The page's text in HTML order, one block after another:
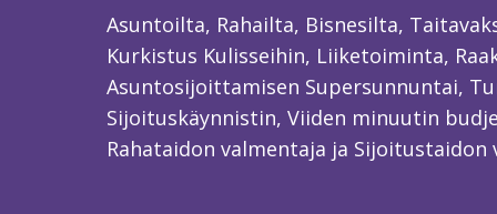
Asuntoilta, Rahailta, Bisnesilta,
Kurkistus Kulisseihin, Liiketoiminta,
Asuntosijoittamisen Supersunnuntai,
Sijoituskäynnistin, Viiden minuutin
Rahataidon valmentaja ja Sijoitustaidon